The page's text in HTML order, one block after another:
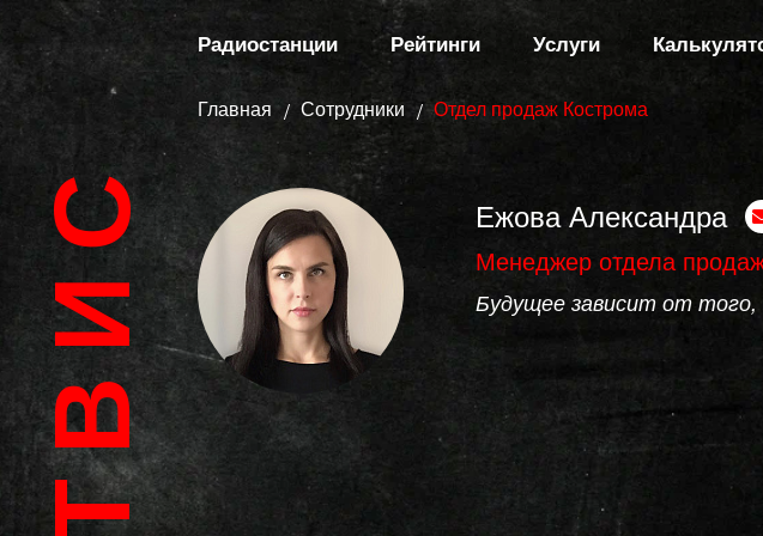
Радиостанции Рейтинги Услуги
Главная Сотрудники Отдел продаж Кострома
Ежова Александра
Менеджер отдела
Будущее зависит от